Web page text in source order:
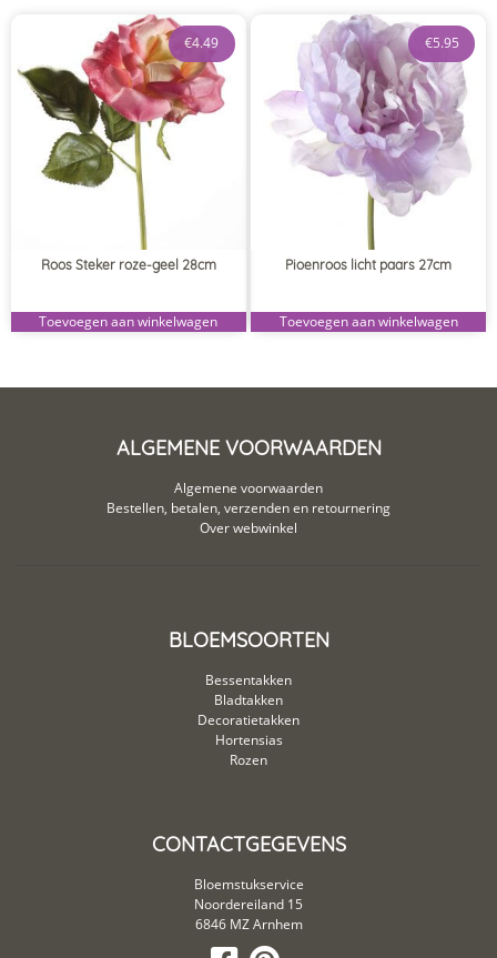
Roos Steker roze-geel 28cm
€4.49
Toevoegen aan winkelwagen
Pioenroos licht paars 27cm
€5.95
Toevoegen aan winkelwagen
ALGEMENE VOORWAARDEN
Algemene voorwaarden
Bestellen, betalen, verzenden en retournering
Over webwinkel
BLOEMSOORTEN
Bessentakken
Bladtakken
Decoratietakken
Hortensias
Rozen
CONTACTGEGEVENS
Bloemstukservice
Noordereiland 15
6846 MZ Arnhem